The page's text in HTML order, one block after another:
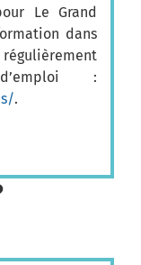
Le Grand
dans
:
.